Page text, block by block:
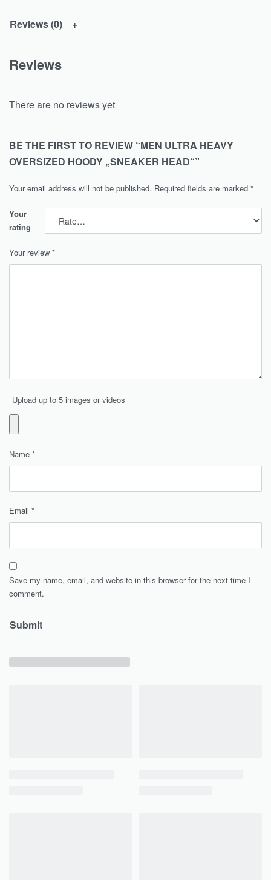
Reviews (0)
Reviews
There are no reviews yet
BE THE FIRST TO REVIEW “MEN ULTRA HEAVY
OVERSIZED HOODY „SNEAKER HEAD“”
Your email address will not be published. Required fields are marked *
Your
rating
Your review *
Upload up to 5 images or videos
Name *
Email *
Save my name, email, and website in this browser for the next time I
comment.